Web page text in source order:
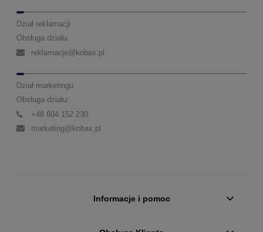
Dział reklamacji
Obsługa działu:
reklamacje@kobax.pl
Dział marketingu
Obsługa działu:
+48 604 152 230
marketing@kobax.pl
Informacje i pomoc